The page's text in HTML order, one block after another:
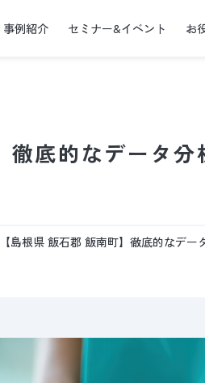
事例紹介 セミナー&イベント お
徹底的なデータ
【島根県 飯石郡 飯南町】徹底的なデ